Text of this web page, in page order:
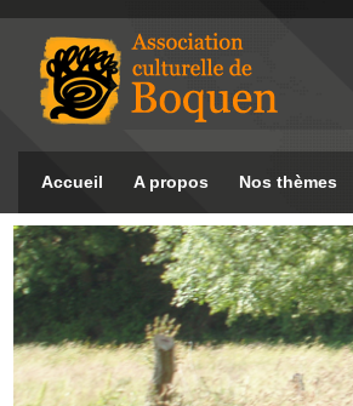
Accueil A propos Nos thèmes